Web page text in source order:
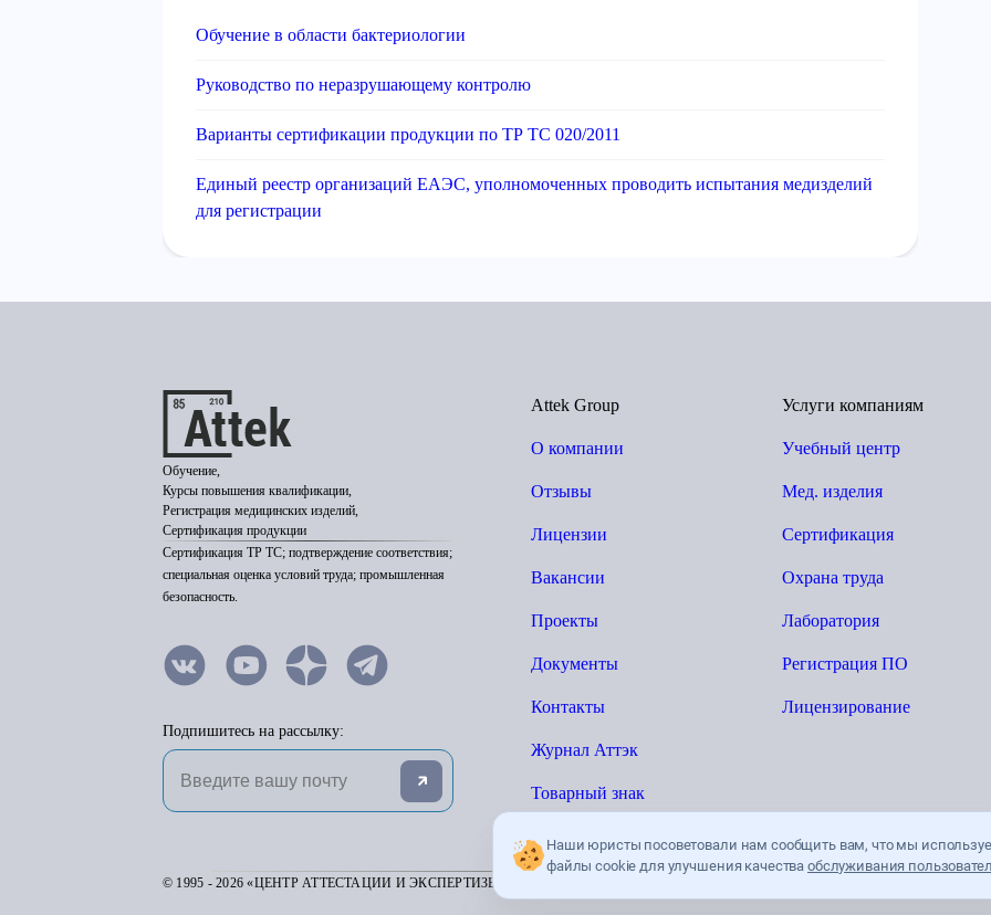
Наши юристы посоветовали нам сообщить вам, что мы
файлы cookie для улучшения качества обслуживания
Обучение в области бактериологии
Руководство по неразрушающему контролю
Варианты сертификации продукции по ТР ТС 020/2011
Единый реестр организаций ЕАЭС, уполномоченных проводить испытания медизделий
для регистрации
Обучение,
Курсы повышения квалификации,
Регистрация медицинских изделий,
Сертификация продукции
Сертификация ТР ТС; подтверждение соответствия;
специальная оценка условий труда; промышленная
безопасность.
Подпишитесь на рассылку:
Attek Group
О компании
Отзывы
Лицензии
Вакансии
Проекты
Документы
Контакты
Журнал Аттэк
Товарный знак
Услуги компаниям
Учебный центр
Мед. изделия
Сертификация
Охрана труда
Лаборатория
Регистрация ПО
Лицензирование
© 1995 - 2026 «ЦЕНТР АТТЕСТАЦИИ И ЭКСПЕРТИЗЫ»